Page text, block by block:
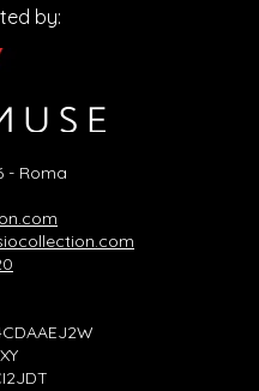
by:
- Roma